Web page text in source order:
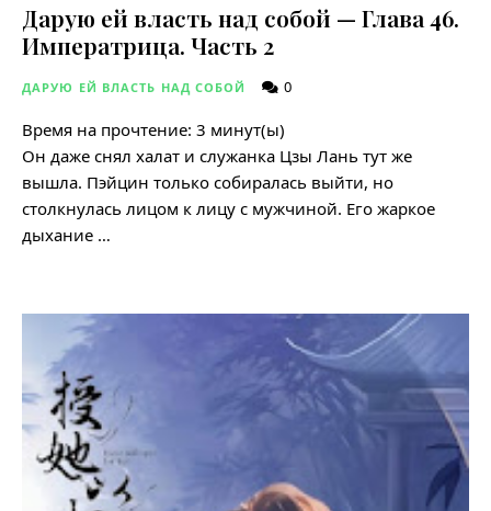
Дарую ей власть над собой — Глава 46.
Императрица. Часть 2
ДАРУЮ ЕЙ ВЛАСТЬ НАД СОБОЙ 0
Время на прочтение: 3 минут(ы)
Он даже снял халат и служанка Цзы Лань тут же
вышла. Пэйцин только собиралась выйти, но
столкнулась лицом к лицу с мужчиной. Его жаркое
дыхание …